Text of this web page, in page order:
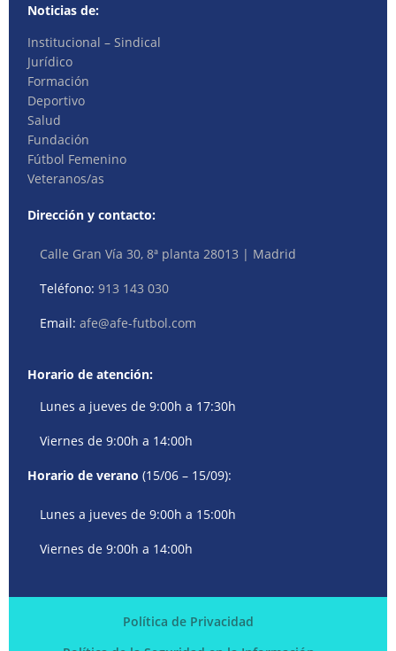
Noticias de:
Institucional – Sindical
Jurídico
Formación
Deportivo
Salud
Fundación
Fútbol Femenino
Veteranos/as
Dirección y contacto:
Calle Gran Vía 30, 8ª planta 28013 | Madrid
Teléfono:913 143 030
Email:afe@afe-futbol.com
Horario de atención:
Lunes a jueves de 9:00h a 17:30h
Viernes de 9:00h a 14:00h
Horario de verano (15/06 – 15/09):
Lunes a jueves de 9:00h a 15:00h
Viernes de 9:00h a 14:00h
Política de Privacidad